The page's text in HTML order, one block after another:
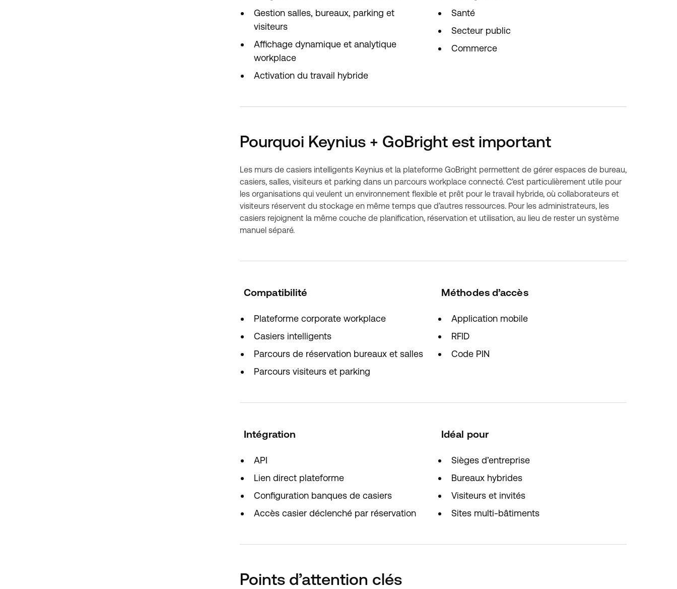
Gestion salles, bureaux, parking et
visiteurs
Affichage dynamique et analytique
workplace
Activation du travail hybride
Santé
Secteur public
Commerce
Pourquoi Keynius + GoBright est important
Les murs de casiers intelligents Keynius et la plateforme GoBright permettent de gérer espaces de bureau,
casiers, salles, visiteurs et parking dans un parcours workplace connecté. C’est particulièrement utile pour
les organisations qui veulent un environnement flexible et prêt pour le travail hybride, où collaborateurs et
visiteurs réservent du stockage en même temps que d’autres ressources. Pour les administrateurs, les
casiers rejoignent la même couche de planification, réservation et utilisation, au lieu de rester un système
manuel séparé.
Compatibilité
Plateforme corporate workplace
Casiers intelligents
Parcours de réservation bureaux et salles
Parcours visiteurs et parking
Méthodes d’accès
Application mobile
RFID
Code PIN
Intégration
API
Lien direct plateforme
Configuration banques de casiers
Accès casier déclenché par réservation
Idéal pour
Sièges d’entreprise
Bureaux hybrides
Visiteurs et invités
Sites multi-bâtiments
Points d’attention clés